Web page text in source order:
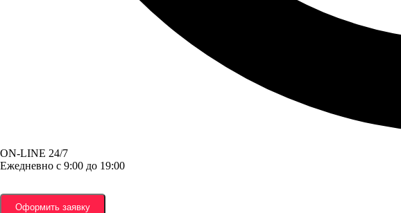
ON-LINE 24/7
Ежедневно с 9:00 до 19:00
Оформить заявку